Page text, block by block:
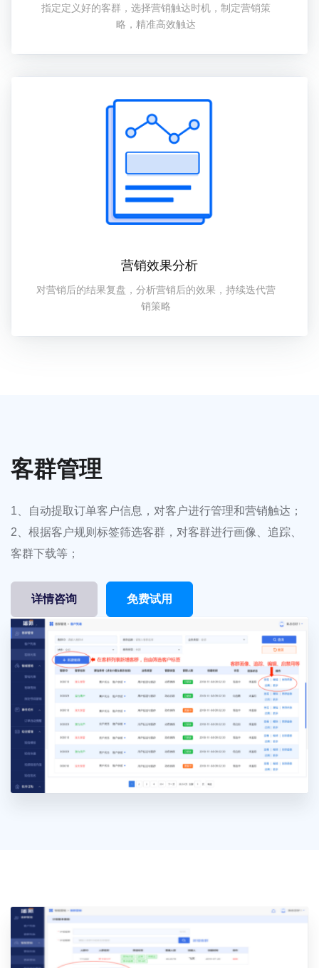
指定定义好的客群，选择营销触达时机，制定营销策
略，精准高效触达
营销效果分析
对营销后的结果复盘，分析营销后的效果，持续迭代营
销策略
客群管理
1、自动提取订单客户信息，对客户进行管理和营销触达；
2、根据客户规则标签筛选客群，对客群进行画像、追踪、
客群下载等；
详情咨询 免费试用